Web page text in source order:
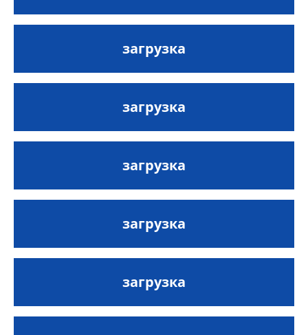
загрузка
загрузка
загрузка
загрузка
загрузка